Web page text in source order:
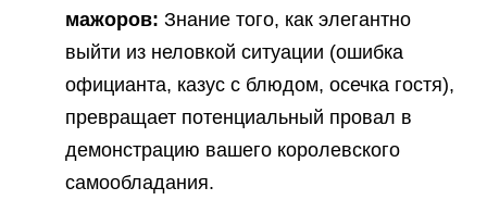
мажоров: Знание того, как элегантно
выйти из неловкой ситуации (ошибка
официанта, казус с блюдом, осечка гостя),
превращает потенциальный провал в
демонстрацию вашего королевского
самообладания.